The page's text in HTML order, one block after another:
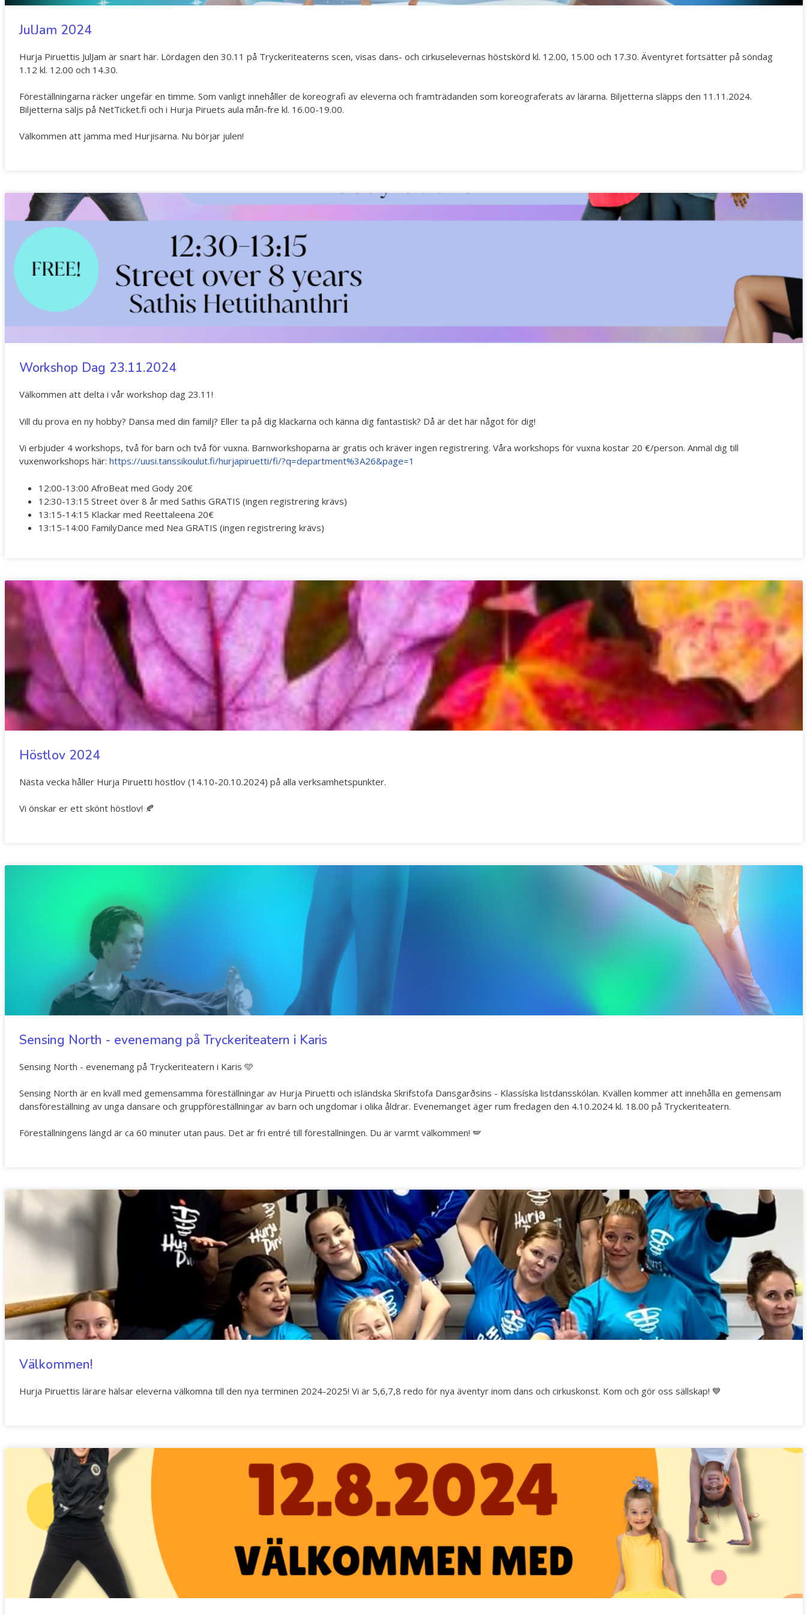
We move as we dance
JulJam 2024
Hurja Piruettis JulJam är snart här. Lördagen den 30.11 på Tryckeriteaterns scen, visas dans- och cirkuselevernas höstskörd kl. 12.00, 15.00 och 17.30. Äventyret fortsätter på söndag
1.12 kl. 12.00 och 14.30.
Föreställningarna räcker ungefär en timme. Som vanligt innehåller de koreografi av eleverna och framträdanden som koreograferats av lärarna. Biljetterna släpps den 11.11.2024.
Biljetterna säljs på NetTicket.fi och i Hurja Piruets aula mån-fre kl. 16.00-19.00.
Välkommen att jamma med Hurjisarna. Nu börjar julen!
Workshop Dag 23.11.2024
Välkommen att delta i vår workshop dag 23.11!
Vill du prova en ny hobby? Dansa med din familj? Eller ta på dig klackarna och känna dig fantastisk? Då är det här något för dig!
Vi erbjuder 4 workshops, två för barn och två för vuxna. Barnworkshoparna är gratis och kräver ingen registrering. Våra workshops för vuxna kostar 20 €/person. Anmäl dig till
vuxenworkshops här: https://uusi.tanssikoulut.fi/hurjapiruetti/fi/?q=department%3A26&page=1
12:00-13:00 AfroBeat med Gody 20€
12:30-13:15 Street över 8 år med Sathis GRATIS (ingen registrering krävs)
13:15-14:15 Klackar med Reettaleena 20€
13:15-14:00 FamilyDance med Nea GRATIS (ingen registrering krävs)
Höstlov 2024
Nästa vecka håller Hurja Piruetti höstlov (14.10-20.10.2024) på alla verksamhetspunkter.
Vi önskar er ett skönt höstlov! 🍂
Sensing North - evenemang på Tryckeriteatern i Karis
Sensing North - evenemang på Tryckeriteatern i Karis 🩵
Sensing North är en kväll med gemensamma föreställningar av Hurja Piruetti och isländska Skrifstofa Dansgarðsins - Klassíska listdansskólan. Kvällen kommer att innehålla en gemensam
dansföreställning av unga dansare och gruppföreställningar av barn och ungdomar i olika åldrar. Evenemanget äger rum fredagen den 4.10.2024 kl. 18.00 på Tryckeriteatern.
Föreställningens längd är ca 60 minuter utan paus. Det är fri entré till föreställningen. Du är varmt välkommen! 🪽
Välkommen!
Hurja Piruettis lärare hälsar eleverna välkomna till den nya terminen 2024-2025! Vi är 5,6,7,8 redo för nya äventyr inom dans och cirkuskonst. Kom och gör oss sällskap! 💙